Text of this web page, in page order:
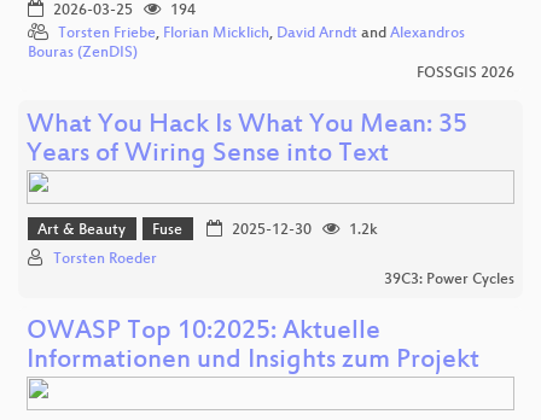
2026-03-25
194
Torsten Friebe, Florian Micklich, David Arndt and Alexandros
Bouras (ZenDIS)
FOSSGIS 2026
What You Hack Is What You Mean: 35
Years of Wiring Sense into Text
Art & Beauty Fuse 2025-12-30
1.2k
Torsten Roeder
39C3: Power Cycles
OWASP Top 10:2025: Aktuelle
Informationen und Insights zum Projekt